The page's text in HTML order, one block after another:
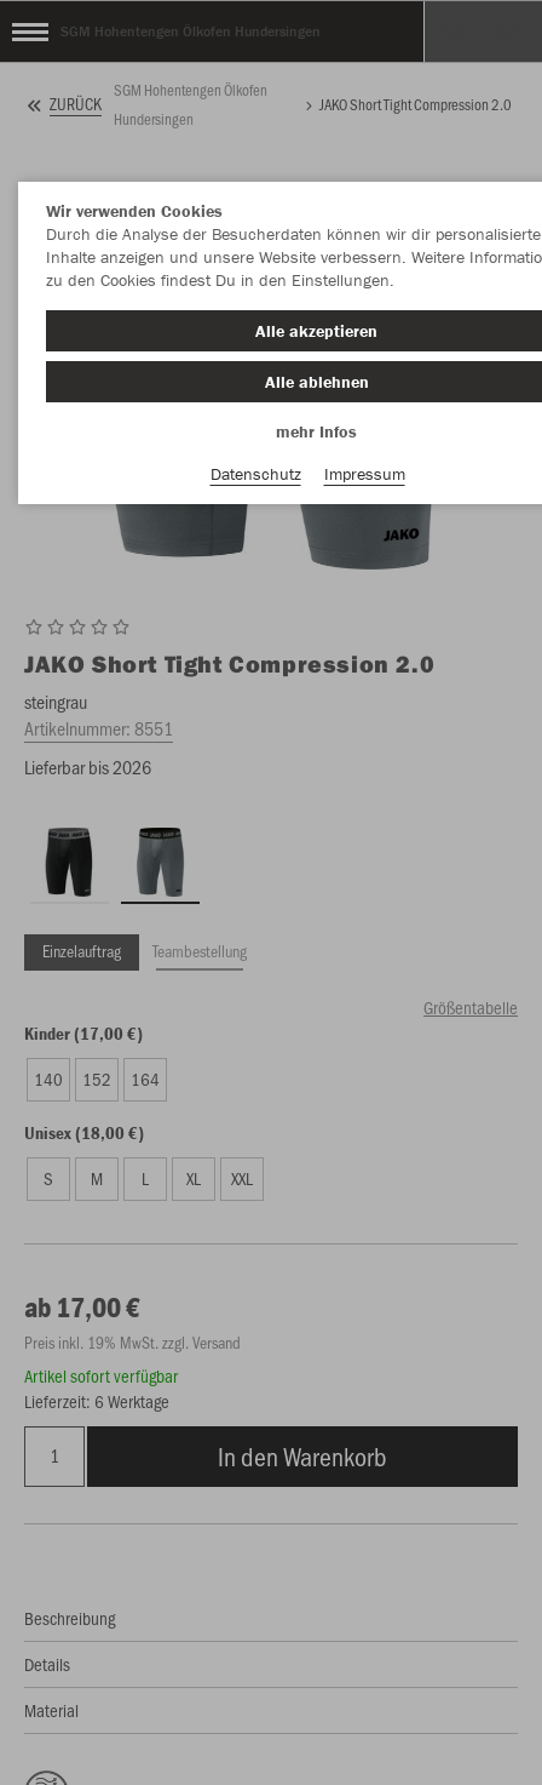
SGM Hohentengen Ölkofen Hundersingen
ZURÜCK
SGM Hohentengen Ölkofen
Hundersingen
JAKO Short Tight Compression 2.0
JAKO Short Tight Compression 2.0
steingrau
Artikelnummer:8551
Lieferbar bis 2026
Einzelauftrag Teambestellung
Größentabelle
Kinder (17,00 €)
140 152 164
Unisex (18,00 €)
S M L XL XXL
ab 17,00 €
Preis inkl. 19% MwSt. zzgl. Versand
Artikel sofort verfügbar
Lieferzeit: 6 Werktage
In den Warenkorb
Beschreibung
Details
Material
Wir verwenden Cookies
Durch die Analyse der Besucherdaten können wir dir personalisierte
Inhalte anzeigen und unsere Website verbessern. Weitere
zu den Cookies findest Du in den Einstellungen.
Alle akzeptieren
Alle ablehnen
mehr Infos
Datenschutz
Impressum